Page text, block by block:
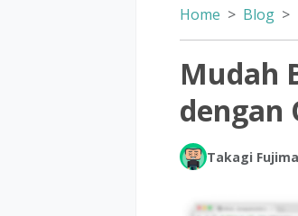
Home Blog
Mudah
dengan
Takagi